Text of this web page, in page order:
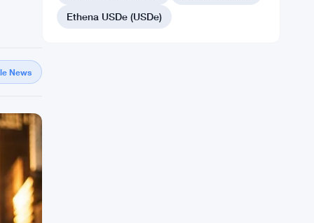
News
Ethena USDe (USDe)